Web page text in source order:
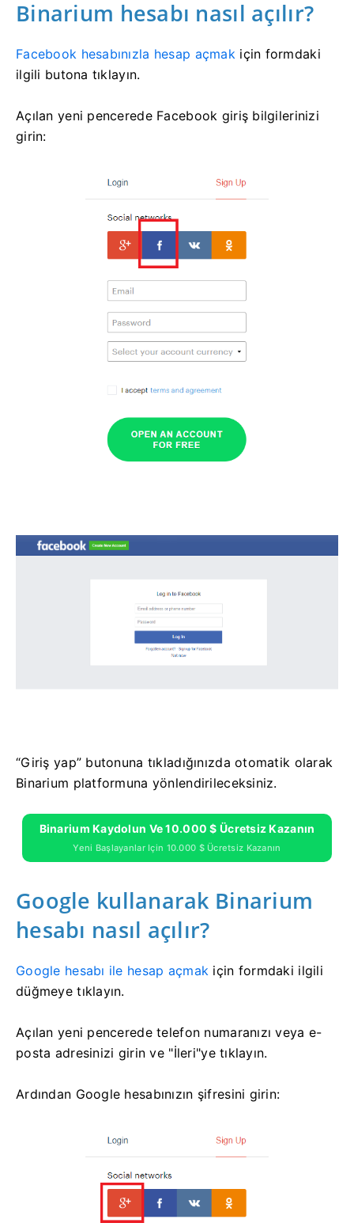
Binarium hesabı nasıl açılır?
Facebook hesabınızla hesap açmakiçin formdaki
ilgili butona tıklayın.
Açılan yeni pencerede Facebook giriş bilgilerinizi
girin:
“Giriş yap” butonuna tıkladığınızda otomatik olarak
Binarium platformuna yönlendirileceksiniz.
Binarium Kaydolun Ve 10.000 $ Ücretsiz Kazanın
Yeni Başlayanlar Için 10.000 $ Ücretsiz Kazanın
Google kullanarak Binarium
hesabı nasıl açılır?
Google hesabı ile hesap açmak için formdaki ilgili
düğmeye tıklayın.
Açılan yeni pencerede telefon numaranızı veya e-
posta adresinizi girin ve "İleri"ye tıklayın.
Ardından Google hesabınızın şifresini girin: